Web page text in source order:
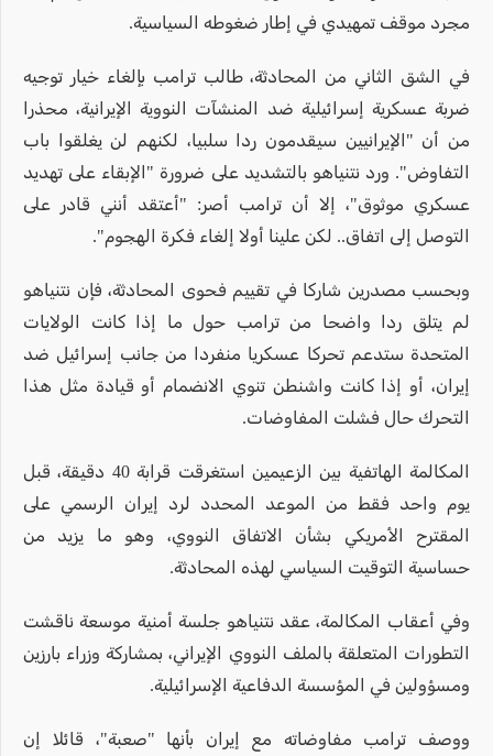
مجرد موقف تمهيدي في إطار ضغوطه السياسية.
في الشق الثاني من المحادثة، طالب ترامب بإلغاء خيار توجيه
ضربة عسكرية إسرائيلية ضد المنشآت النووية الإيرانية، محذرا
من أن "الإيرانيين سيقدمون ردا سلبيا، لكنهم لن يغلقوا باب
التفاوض". ورد نتنياهو بالتشديد على ضرورة "الإبقاء على تهديد
عسكري موثوق"، إلا أن ترامب أصر: "أعتقد أنني قادر على
التوصل إلى اتفاق.. لكن علينا أولا إلغاء فكرة الهجوم".
وبحسب مصدرين شاركا في تقييم فحوى المحادثة، فإن نتنياهو
لم يتلق ردا واضحا من ترامب حول ما إذا كانت الولايات
المتحدة ستدعم تحركا عسكريا منفردا من جانب إسرائيل ضد
إيران، أو إذا كانت واشنطن تنوي الانضمام أو قيادة مثل هذا
التحرك حال فشلت المفاوضات.
المكالمة الهاتفية بين الزعيمين استغرقت قرابة 40 دقيقة، قبل
يوم واحد فقط من الموعد المحدد لرد إيران الرسمي على
المقترح الأمريكي بشأن الاتفاق النووي، وهو ما يزيد من
حساسية التوقيت السياسي لهذه المحادثة.
وفي أعقاب المكالمة، عقد نتنياهو جلسة أمنية موسعة ناقشت
التطورات المتعلقة بالملف النووي الإيراني، بمشاركة وزراء بارزين
ومسؤولين في المؤسسة الدفاعية الإسرائيلية.
ووصف ترامب مفاوضاته مع إيران بأنها "صعبة"، قائلا إن